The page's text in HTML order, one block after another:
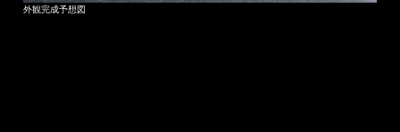
外観完成予想図